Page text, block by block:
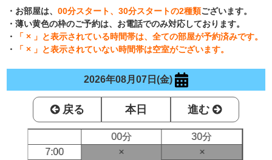
・お部屋は、00分スタート、30分スタートの2種類ございます。
・薄い黄色の枠のご予約は、お電話でのみ対応しております。
・
「 × 」と表示されている時間帯は、全ての部屋が予約済みです。
・
「 × 」と表示されていない時間帯は空室がございます。
2026年08月07日(金)
戻る 本日 進む
00分
30分
7:00
×
×